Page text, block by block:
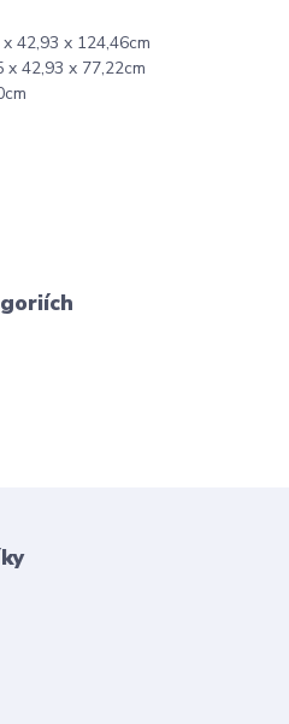
42,93 x 124,46cm
x 42,93 x 77,22cm